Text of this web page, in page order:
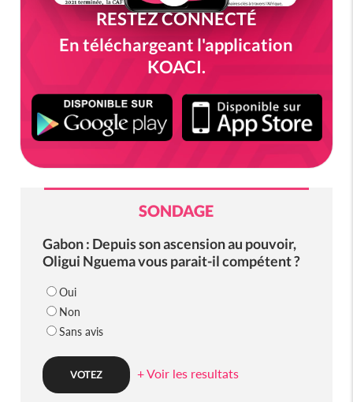
RESTEZ CONNECTÉ
En téléchargeant l'application
KOACI.
SONDAGE
Gabon : Depuis son ascension au pouvoir,
Oligui Nguema vous parait-il compétent ?
Oui
Non
Sans avis
+ Voir les resultats